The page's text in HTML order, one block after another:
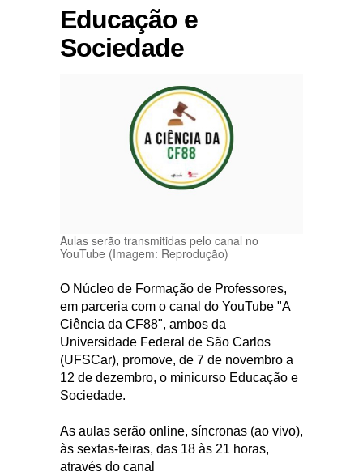
Educação e
Sociedade
Aulas serão transmitidas pelo canal no
YouTube (Imagem: Reprodução)
O Núcleo de Formação de Professores,
em parceria com o canal do YouTube "A
Ciência da CF88", ambos da
Universidade Federal de São Carlos
(UFSCar), promove, de 7 de novembro a
12 de dezembro, o minicurso Educação e
Sociedade.
As aulas serão online, síncronas (ao vivo),
às sextas-feiras, das 18 às 21 horas,
através do canal